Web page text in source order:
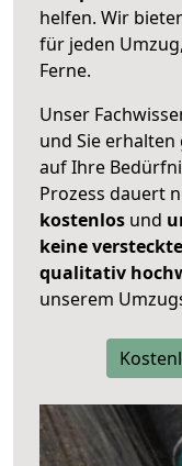
helfen. Wir
für jeden
Ferne.
Unser
und Sie
auf Ihre
Prozess dauert
kostenlos und
keine
qualitativ
unserem